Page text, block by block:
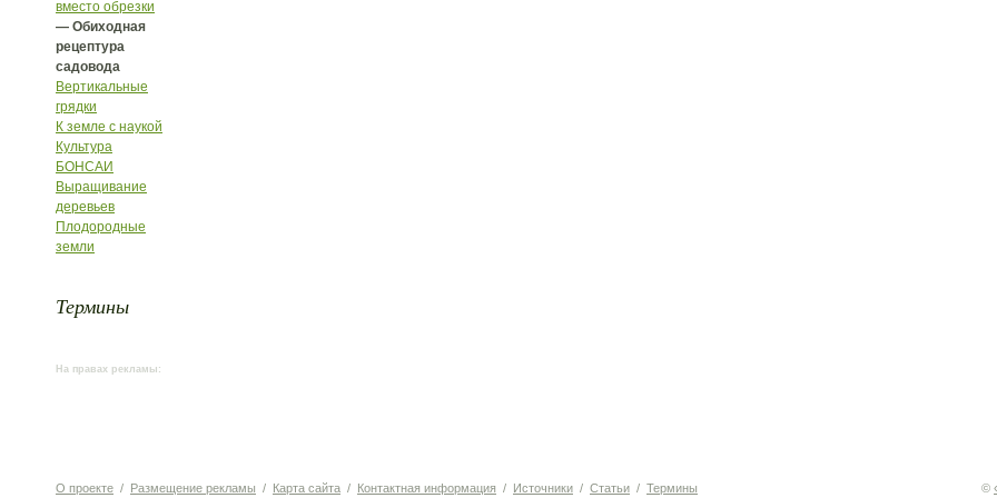
вместо обрезки
— Обиходная
рецептура
садовода
Вертикальные
грядки
К земле с наукой
Культура
БОНСАИ
Выращивание
деревьев
Плодородные
земли
Термины
На правах рекламы:
О проекте / Размещение рекламы / Карта сайта / Контактная информация / Источники / Статьи / Термины ©